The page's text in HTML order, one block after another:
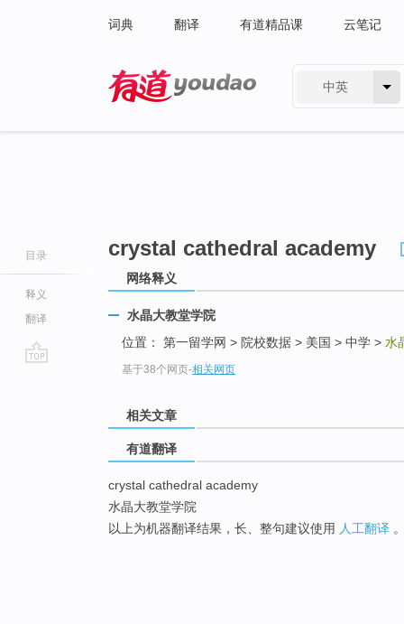
词典 翻译 有道精品课 云笔记
中英
目录
释义
翻译
crystal cathedral academy
网络释义
水晶大教堂学院
位置： 第一留学网 > 院校数据 > 美国 > 中学 > 水
基于38个网页-相关网页
相关文章
有道翻译
crystal cathedral academy
水晶大教堂学院
以上为机器翻译结果，长、整句建议使用 人工翻译